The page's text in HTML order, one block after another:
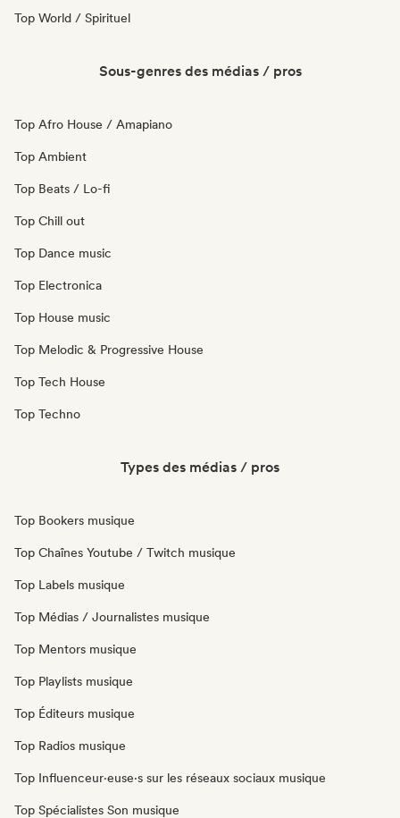
Top World / Spirituel
Sous-genres des médias / pros
Top Afro House / Amapiano
Top Ambient
Top Beats / Lo-fi
Top Chill out
Top Dance music
Top Electronica
Top House music
Top Melodic & Progressive House
Top Tech House
Top Techno
Types des médias / pros
Top Bookers musique
Top Chaînes Youtube / Twitch musique
Top Labels musique
Top Médias / Journalistes musique
Top Mentors musique
Top Playlists musique
Top Éditeurs musique
Top Radios musique
Top Influenceur·euse·s sur les réseaux sociaux musique
Top Spécialistes Son musique